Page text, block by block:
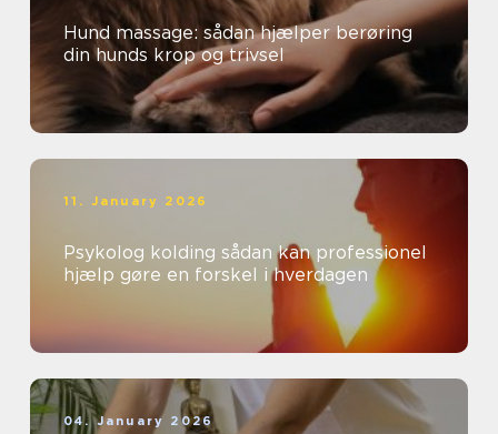
Hund massage: sådan hjælper berøring
din hunds krop og trivsel
11. January 2026
Psykolog kolding sådan kan professionel
hjælp gøre en forskel i hverdagen
04. January 2026